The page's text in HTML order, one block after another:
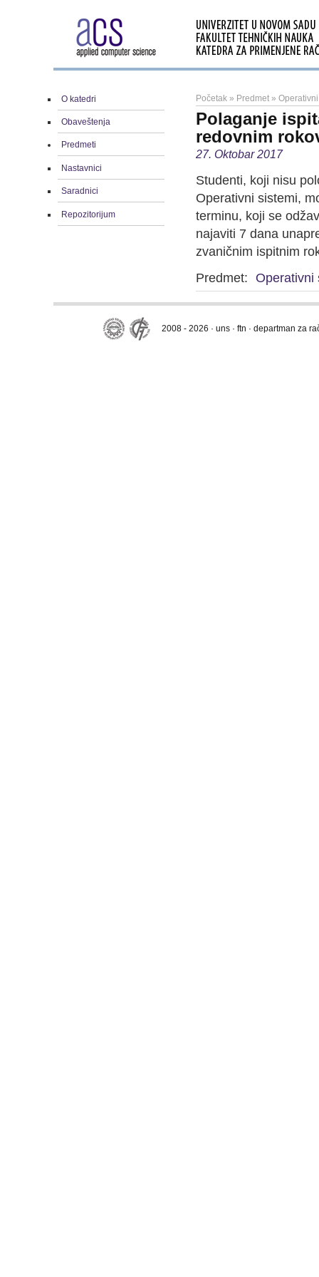
O katedri
Obaveštenja
Predmeti
Nastavnici
Saradnici
Repozitorijum
Početak » Predmet »
Polaganje
redovnim
27. Oktobar 2017
Studenti, koji nisu
Operativni sistemi,
terminu, koji se
najaviti 7 dana
zvaničnim ispitnim
Predmet:
Operativni
2008 - 2026 · uns · ftn · departman za